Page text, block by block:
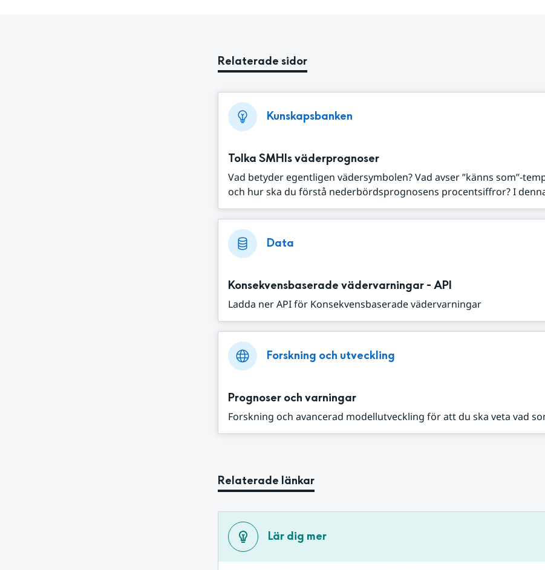
Relaterade sidor
Kunskapsbanken
Tolka SMHIs väderprognoser
Vad betyder egentligen vädersymbolen? Vad avser ”känns som”-
och hur ska du förstå nederbördsprognosens procentsiffror? I
Data
Konsekvensbaserade vädervarningar - API
Ladda ner API för Konsekvensbaserade vädervarningar
Forskning och utveckling
Prognoser och varningar
Forskning och avancerad modellutveckling för att du ska veta vad
Relaterade länkar
Lär dig mer